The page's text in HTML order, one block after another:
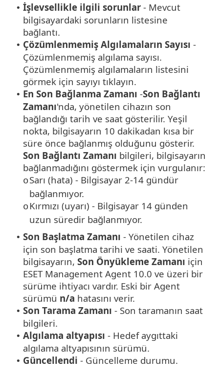
• İşlevsellikle ilgili sorunlar - Mevcut
bilgisayardaki sorunların listesine
bağlantı.
• Çözümlenmemiş Algılamaların Sayısı -
Çözümlenmemiş algılama sayısı.
Çözümlenmemiş algılamaların listesini
görmek için sayıyı tıklayın.
• En Son Bağlanma Zamanı -Son Bağlantı
Zamanı'nda, yönetilen cihazın son
bağlandığı tarih ve saat gösterilir. Yeşil
nokta, bilgisayarın 10 dakikadan kısa bir
süre önce bağlanmış olduğunu gösterir.
Son Bağlantı Zamanı bilgileri, bilgisayarın
bağlanmadığını göstermek için vurgulanır:
oSarı (hata) - Bilgisayar 2-14 gündür
bağlanmıyor.
oKırmızı (uyarı) - Bilgisayar 14 günden
uzun süredir bağlanmıyor.
• Son Başlatma Zamanı - Yönetilen cihaz
için son başlatma tarihi ve saati. Yönetilen
bilgisayarın, Son Önyükleme Zamanı için
ESET Management Agent 10.0 ve üzeri bir
sürüme ihtiyacı vardır. Eski bir Agent
sürümü n/a hatasını verir.
• Son Tarama Zamanı - Son taramanın saat
bilgileri.
• Algılama altyapısı - Hedef aygıttaki
algılama altyapısının sürümü.
• Güncellendi - Güncelleme durumu.